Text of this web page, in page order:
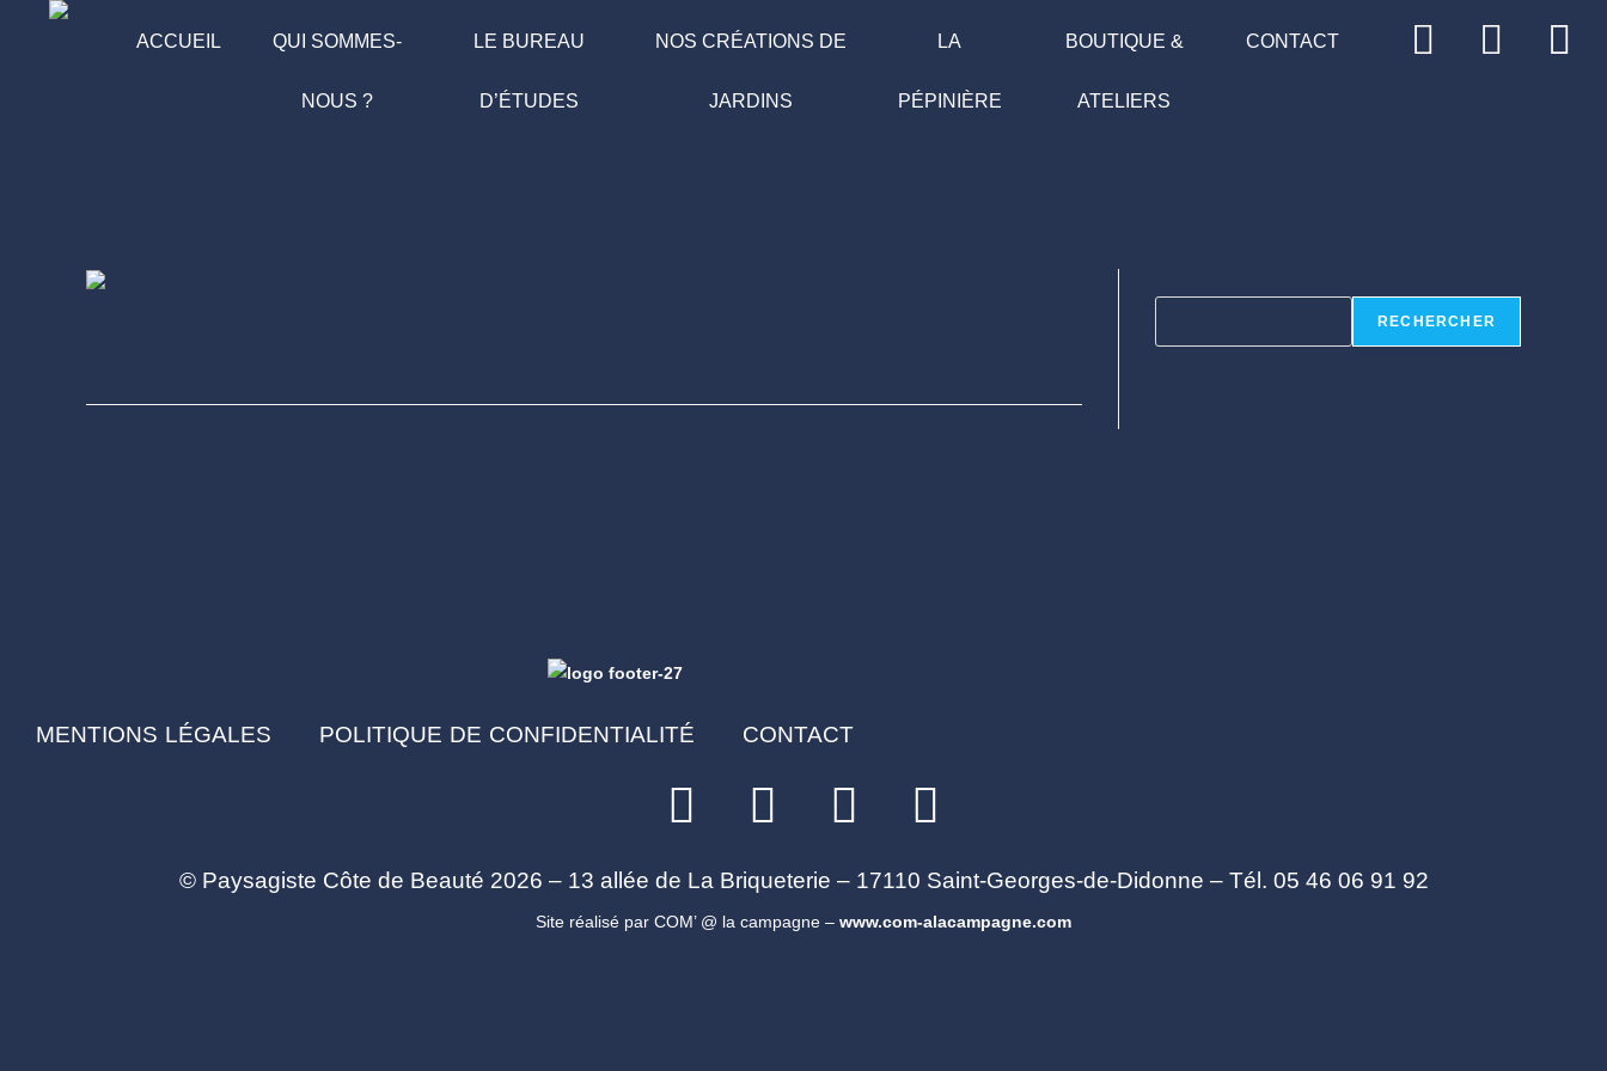
ACCUEIL QUI SOMMES-
NOUS ?
LE BUREAU
D’ÉTUDES
NOS CRÉATIONS DE
JARDINS
LA
PÉPINIÈRE
BOUTIQUE &
ATELIERS
CONTACT
RECHERCHER
MENTIONS LÉGALES POLITIQUE DE CONFIDENTIALITÉ CONTACT
© Paysagiste Côte de Beauté 2026 – 13 allée de La Briqueterie – 17110 Saint-Georges-de-Didonne – Tél. 05 46 06 91 92
Site réalisé par COM’ @ la campagne – www.com-alacampagne.com